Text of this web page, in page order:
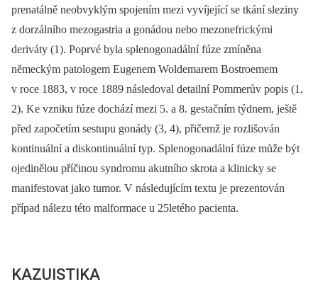
prenatálně neobvyklým spojením mezi vyvíjející se tkání sleziny
z dorzálního mezogastria a gonádou nebo mezonefrickými
deriváty (1). Poprvé byla splenogonadální fúze zmíněna
německým patologem Eugenem Woldemarem Bostroemem
v roce 1883, v roce 1889 následoval detailní Pommerův popis (1,
2). Ke vzniku fúze dochází mezi 5. a 8. gestačním týdnem, ještě
před započetím sestupu gonády (3, 4), přičemž je rozlišován
kontinuální a diskontinuální typ. Splenogonadální fúze může být
ojedinělou příčinou syndromu akutního skrota a klinicky se
manifestovat jako tumor. V následujícím textu je prezentován
případ nálezu této malformace u 25letého pacienta.
KAZUISTIKA